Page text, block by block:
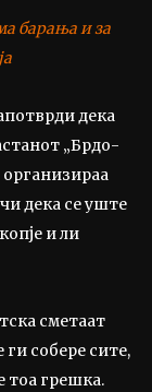
барања и за
дека
„Брдо-
организираа
дека се уште
и ли
сметаат
собере сите,
тоа грешка.